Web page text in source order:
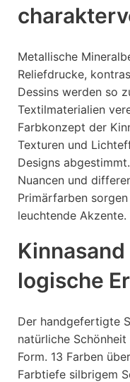
Metallische
Reliefdrucke,
Dessins werden so
Textilmaterialien
Farbkonzept der
Texturen und
Designs
Nuancen und
Primärfarben
leuchtende Akzente.
Kinnasand
logische
Der handgefertigte
natürliche
Form. 13 Farben
Farbtiefe silbrigem